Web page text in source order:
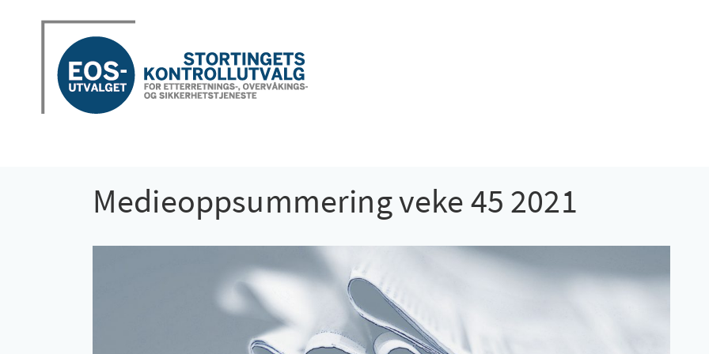
Medieoppsummering veke 45 2021